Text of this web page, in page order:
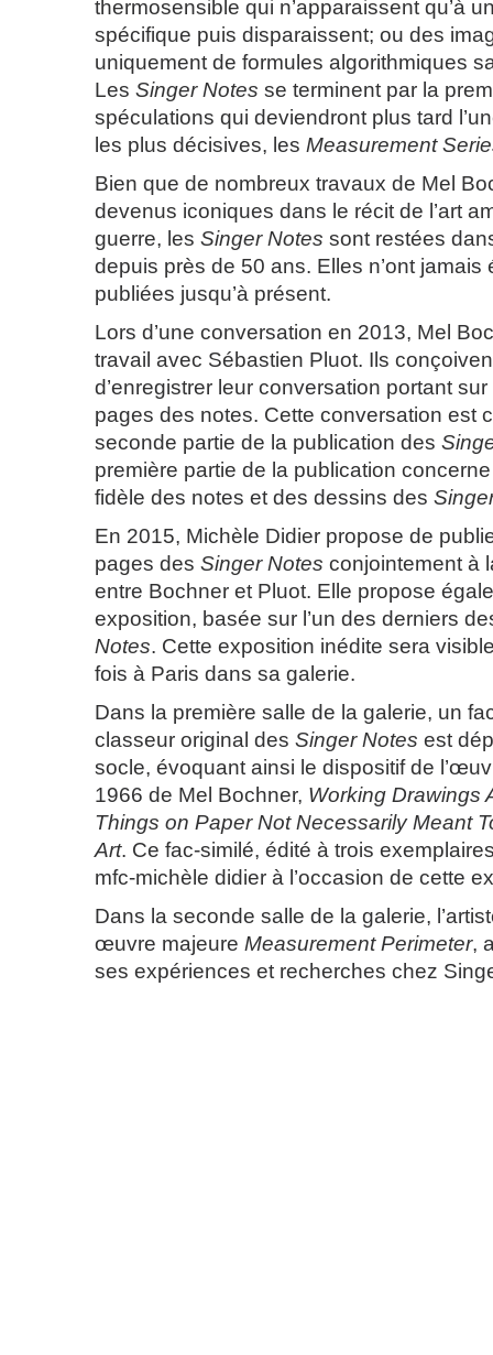
thermosensible qui n’apparaissent qu’à
spécifique puis disparaissent; ou des
uniquement de formules algorithmiques
Les Singer Notes se terminent par la
spéculations qui deviendront plus tard
les plus décisives, les Measurement
Bien que de nombreux travaux de Mel
devenus iconiques dans le récit de l’art
guerre, les Singer Notes sont restées
depuis près de 50 ans. Elles n’ont jamais
publiées jusqu’à présent.
Lors d’une conversation en 2013, Mel
travail avec Sébastien Pluot. Ils
d’enregistrer leur conversation portant
pages des notes. Cette conversation est
seconde partie de la publication des
première partie de la publication
fidèle des notes et des dessins des
En 2015, Michèle Didier propose de
pages des Singer Notes conjointement à
entre Bochner et Pluot. Elle propose
exposition, basée sur l’un des derniers
Notes. Cette exposition inédite sera
fois à Paris dans sa galerie.
Dans la première salle de la galerie, un
classeur original des Singer Notes est
socle, évoquant ainsi le dispositif de
1966 de Mel Bochner, Working Drawings
Things on Paper Not Necessarily Meant
Art. Ce fac-similé, édité à trois
mfc-michèle didier à l’occasion de cette
Dans la seconde salle de la galerie,
œuvre majeure Measurement Perimeter,
ses expériences et recherches chez